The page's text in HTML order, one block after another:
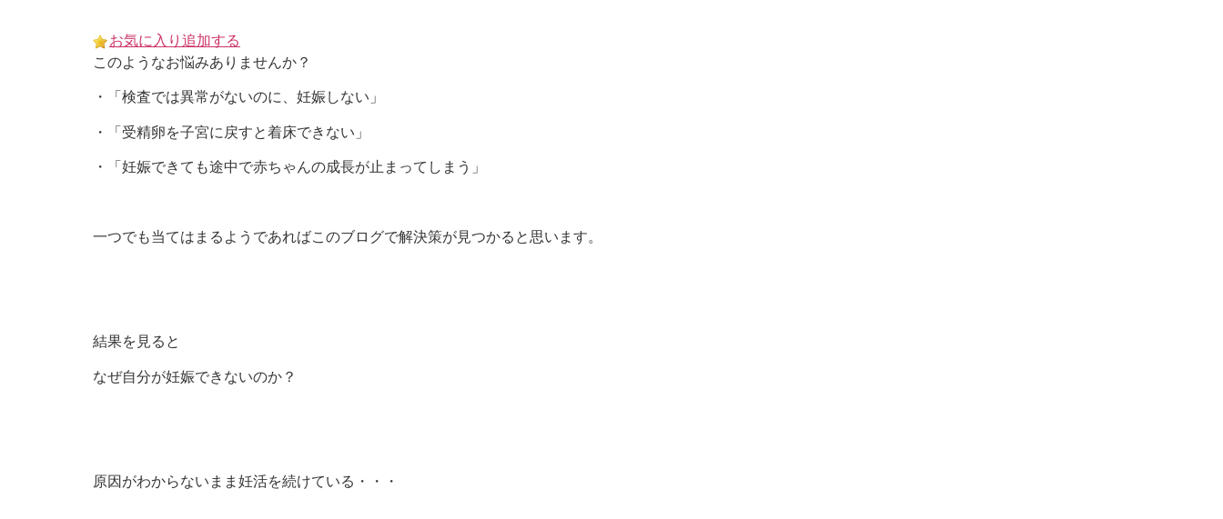
お気に入り追加する
このようなお悩みありませんか？
・「検査では異常がないのに、妊娠しない」
・「受精卵を子宮に戻すと着床できない」
・「妊娠できても途中で赤ちゃんの成長が止まってしまう」
一つでも当てはまるようであればこのブログで解決策が見つかると思います。
結果を見ると
なぜ自分が妊娠できないのか？
原因がわからないまま妊活を続けている・・・